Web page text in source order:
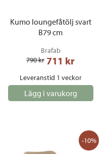
Kumo loungefåtölj svart
B79 cm
Brafab
790 kr 711 kr
Leveranstid 1 veckor
Lägg i varukorg
-10%